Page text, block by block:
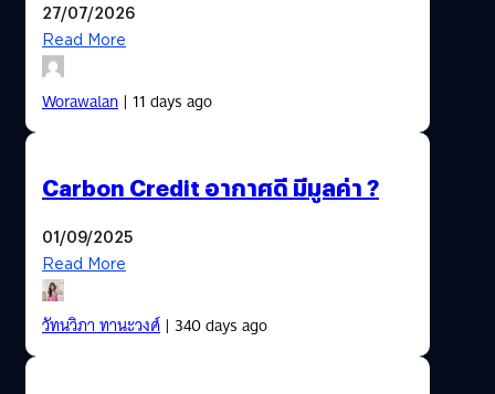
27/07/2026
Read More
Worawalan| 11 days ago
Carbon Credit อากาศดี มีมูลค่า ?
01/09/2025
Read More
วัทนวิภา ทานะวงศ์| 340 days ago